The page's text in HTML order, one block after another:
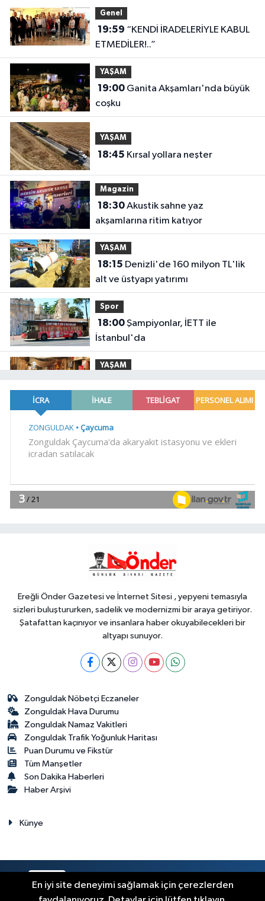
Genel
19:59
ETMEDİLER!..”
YAŞAM
19:00Ganita Akşamları'nda büyük
coşku
YAŞAM
18:45 Kırsal yollara neşter
Magazin
18:30Akustik sahne yaz
akşamlarına ritim katıyor
YAŞAM
18:15
alt ve üstyapı yatırımı
Spor
18:00Şampiyonlar, İETT ile
İstanbul'da
YAŞAM
pazarı renk katıyor
17:30DAĞDER ve BUMEV'den
17:15
kritik ziyaret
Ereğli Önder Gazetesi ve İnternet Sitesi , yepyeni temasıyla
sizleri buluştururken, sadelik ve modernizmi bir araya getiriyor.
Şatafattan kaçınıyor ve insanlara haber okuyabilecekleri bir
altyapı sunuyor.
Zonguldak Nöbetçi Eczaneler
Zonguldak Hava Durumu
Zonguldak Namaz Vakitleri
Zonguldak Trafik Yoğunluk Haritası
Puan Durumu ve Fikstür
Tüm Manşetler
Son Dakika Haberleri
Haber Arşivi
Künye
RSS Copyright © 2023. Her hakkı saklıdır.
En iyi site deneyimi sağlamak için çerezlerden